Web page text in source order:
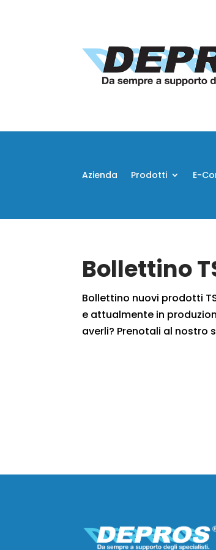
Azienda Prodotti E-
Bollettino
Bollettino nuovi prodotti
e attualmente in
averli? Prenotali al nostro